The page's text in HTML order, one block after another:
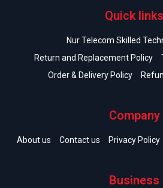
Quick links
Nur Telecom Skilled
Return and Replacement Policy
Order & Delivery Policy
Company
About us Contact us Privacy Policy
Business